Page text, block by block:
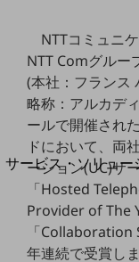
自治体・地域社会との
LGPF(Local
別ウィンドウで開き
サービス・ソリュ
サービス・ソリュー
DXに関する課題を解決する
サービス・ソリューション
カテゴリーで探す
NTTコミュニ
NTT Comグル
(本社：フランス
略称：アルカデ
ールで開催され
ドにおいて、両
ーション(UC)サ
「Hosted
Provider of The
「
年連続で受賞しま